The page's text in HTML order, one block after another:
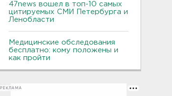
47news вошел в топ-10 самых
цитируемых СМИ Петербурга и
Ленобласти
Медицинские обследования
бесплатно: кому положены и
как пройти
РЕКЛАМА